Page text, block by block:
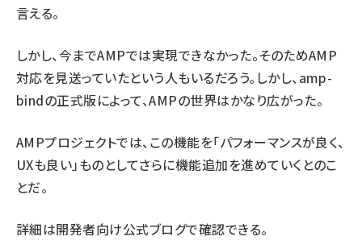
言える。
しかし、今までAMPでは実現できなかった。そのためAMP
対応を見送っていたという人もいるだろう。しかし、amp-
bindの正式版によって、AMPの世界はかなり広がった。
AMPプロジェクトでは、この機能を「パフォーマンスが良く、
UXも良い」ものとしてさらに機能追加を進めていくとのこ
とだ。
詳細は開発者向け公式ブログで確認できる。